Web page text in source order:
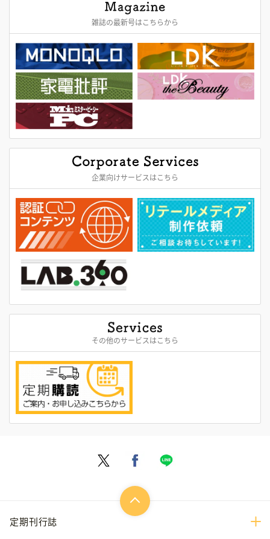
雑誌の最新号はこちらから
企業向けサービスはこちら
その他のサービスはこちら
定期刊行誌